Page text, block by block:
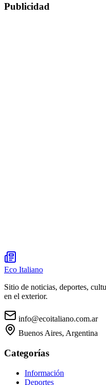
Publicidad
Eco Italiano
Sitio de noticias, deportes,
en el exterior.
info@ecoitaliano.com.ar
Buenos Aires, Argentina
Categorías
Información
Deportes